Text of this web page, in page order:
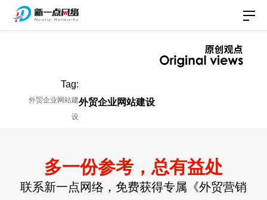
Tag:
外贸企业网站建
设
外贸企业网站建设
多一份参考，总有益处
联系新一点网络，免费获得专属《外贸营销